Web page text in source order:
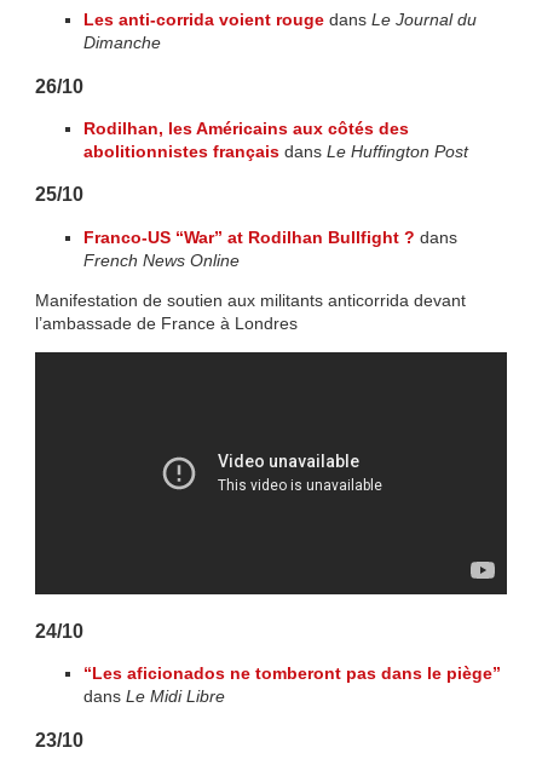
Les anti-corrida voient rougedans Le Journal du
Dimanche
26/10
Rodilhan, les Américains aux côtés des
abolitionnistes françaisdans Le Huffington Post
25/10
Franco-US “War” at Rodilhan Bullfight ? dans
French News Online
Manifestation de soutien aux militants anticorrida devant
l’ambassade de France à Londres
24/10
“Les aficionados ne tomberont pas dans le piège”
dans Le Midi Libre
23/10